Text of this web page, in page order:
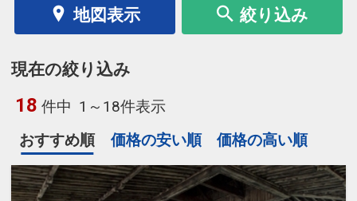
地図表示 絞り込み
現在の絞り込み
18 件中 1～18件表示
おすすめ順
価格の安い順 価格の高い順